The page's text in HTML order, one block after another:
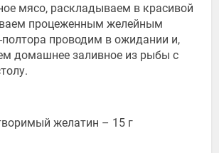
мясо, раскладываем в красивой
процеженным желейным
проводим в ожидании и,
домашнее заливное из рыбы с
желатин – 15 г